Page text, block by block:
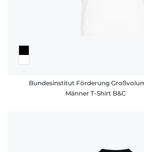
Bundesinstitut Förderung
Männer T-Shirt B&C